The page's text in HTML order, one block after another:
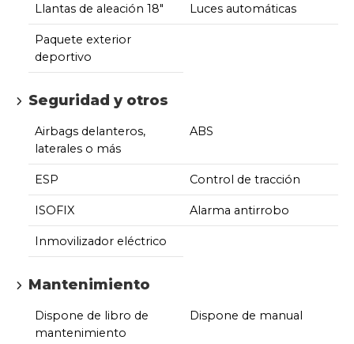
Llantas de aleación 18" Luces automáticas
Paquete exterior
deportivo
Seguridad y otros
Airbags delanteros,
laterales o más
ABS
ESP Control de tracción
ISOFIX Alarma antirrobo
Inmovilizador eléctrico
Mantenimiento
Dispone de libro de
mantenimiento
Dispone de manual